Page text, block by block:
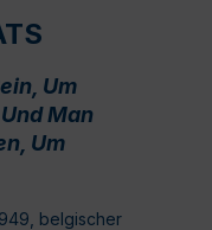
Um
Man
Um
belgischer